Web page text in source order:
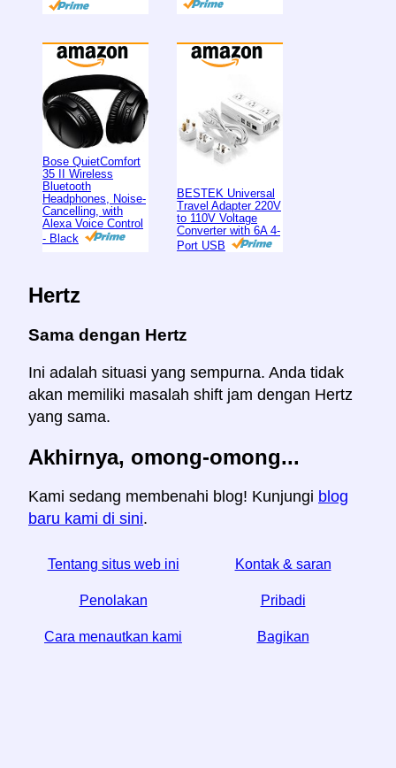
Bose QuietComfort
35 II Wireless
Bluetooth
Headphones, Noise-
Cancelling, with
Alexa Voice Control
- Black
BESTEK Universal
Travel Adapter 220V
to 110V Voltage
Converter with 6A 4-
Port USB
Hertz
Sama dengan Hertz
Ini adalah situasi yang sempurna. Anda tidak
akan memiliki masalah shift jam dengan Hertz
yang sama.
Akhirnya, omong-omong...
Kami sedang membenahi blog! Kunjungi blog
baru kami di sini.
Tentang situs web ini Kontak & saran
Penolakan Pribadi
Cara menautkan kami Bagikan